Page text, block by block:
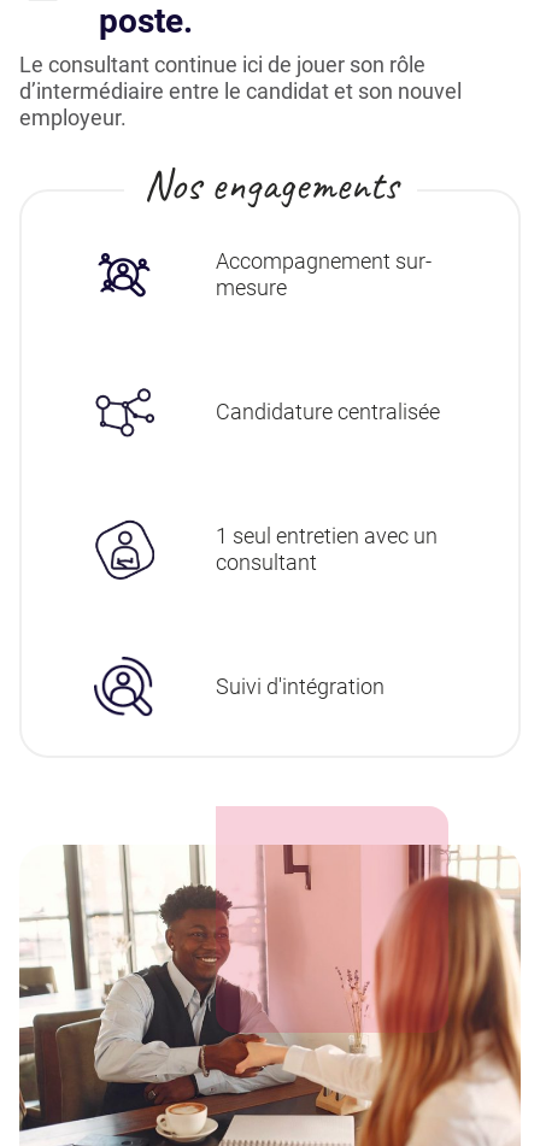
poste.
Le consultant continue ici de jouer son rôle
d’intermédiaire entre le candidat et son nouvel
employeur.
Nos engagements
Accompagnement sur-
mesure
Candidature centralisée
1 seul entretien avec un
consultant
Suivi d'intégration